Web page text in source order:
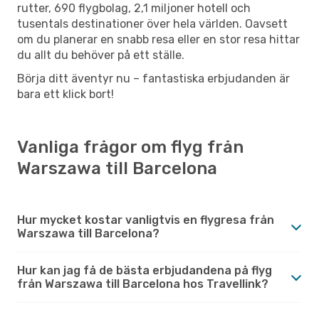
rutter, 690 flygbolag, 2,1 miljoner hotell och
tusentals destinationer över hela världen. Oavsett
om du planerar en snabb resa eller en stor resa hittar
du allt du behöver på ett ställe.
Börja ditt äventyr nu – fantastiska erbjudanden är
bara ett klick bort!
Vanliga frågor om flyg från
Warszawa till Barcelona
Hur mycket kostar vanligtvis en flygresa från
Warszawa till Barcelona?
Hur kan jag få de bästa erbjudandena på flyg
från Warszawa till Barcelona hos Travellink?